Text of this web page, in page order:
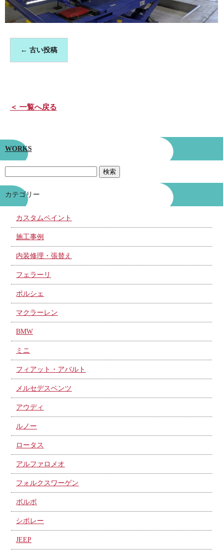
← 古い投稿
＜ 一覧へ戻る
WORKS
カテゴリー
カスタムペイント
施工事例
内装修理・張替え
フェラーリ
ポルシェ
マクラーレン
BMW
ミニ
フィアット・アバルト
メルセデスベンツ
アウディ
ルノー
ロータス
アルファロメオ
フォルクスワーゲン
ボルボ
シボレー
JEEP